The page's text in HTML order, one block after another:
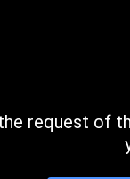
request of